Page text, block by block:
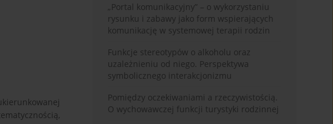
„Portal komunikacyjny” – o wykorzystaniu
rysunku i zabawy jako form wspierających
komunikację w systemowej terapii rodzin
Funkcje stereotypów o alkoholu oraz
uzależnieniu od niego. Perspektywa
symbolicznego interakcjonizmu
Pomiędzy oczekiwaniami a rzeczywistością.
O wychowawczej funkcji turystyki rodzinnej